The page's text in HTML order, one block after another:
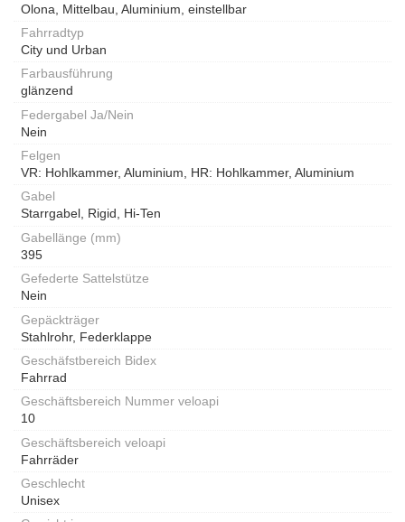
Olona, Mittelbau, Aluminium, einstellbar
Fahrradtyp
City und Urban
Farbausführung
glänzend
Federgabel Ja/Nein
Nein
Felgen
VR: Hohlkammer, Aluminium, HR: Hohlkammer, Aluminium
Gabel
Starrgabel, Rigid, Hi-Ten
Gabellänge (mm)
395
Gefederte Sattelstütze
Nein
Gepäckträger
Stahlrohr, Federklappe
Geschäfstbereich Bidex
Fahrrad
Geschäftsbereich Nummer veloapi
10
Geschäftsbereich veloapi
Fahrräder
Geschlecht
Unisex